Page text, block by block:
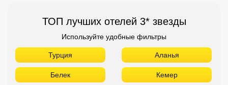
Хургада Шарм Эль Шейх
ОАЭ Абу Даби
Дубай Аджман